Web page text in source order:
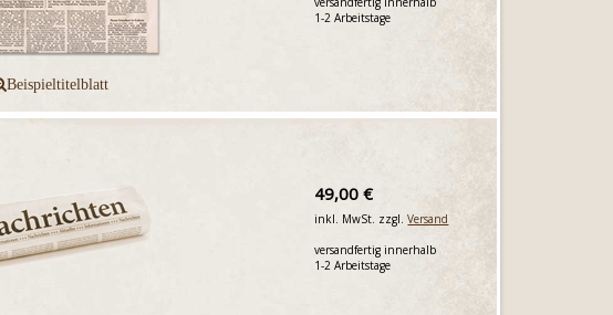
1-2 Arbeitstage
49,00 €
inkl. MwSt. zzgl.Versand
versandfertig innerhalb
1-2 Arbeitstage